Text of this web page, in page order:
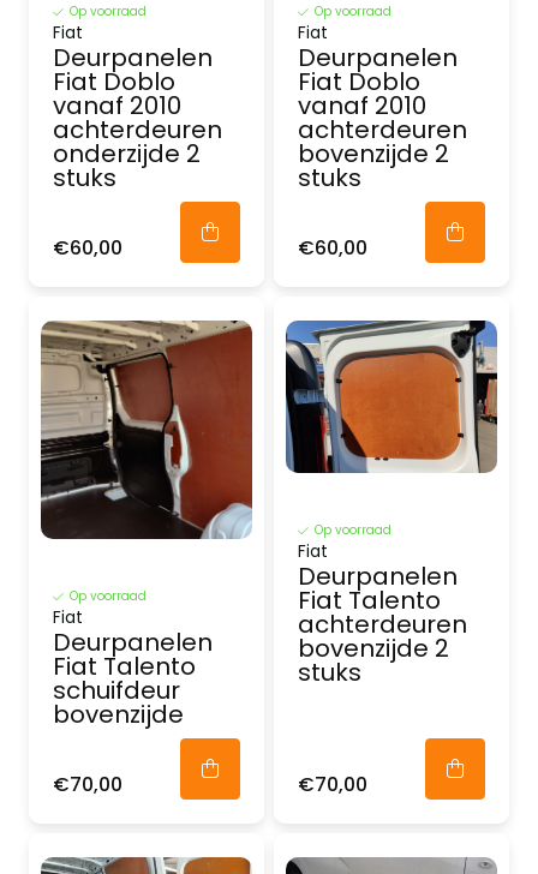
Op voorraad
Fiat
Deurpanelen
Fiat Doblo
vanaf 2010
achterdeuren
onderzijde 2
stuks
€60,00
Op voorraad
Fiat
Deurpanelen
Fiat Doblo
vanaf 2010
achterdeuren
bovenzijde 2
stuks
€60,00
Op voorraad
Fiat
Deurpanelen
Fiat Talento
schuifdeur
bovenzijde
€70,00
Op voorraad
Fiat
Deurpanelen
Fiat Talento
achterdeuren
bovenzijde 2
stuks
€70,00